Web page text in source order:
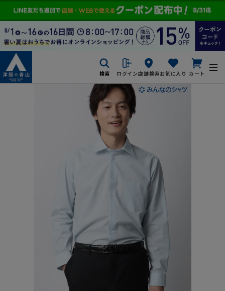
検索 ログイン店舗検索お気に入り カート